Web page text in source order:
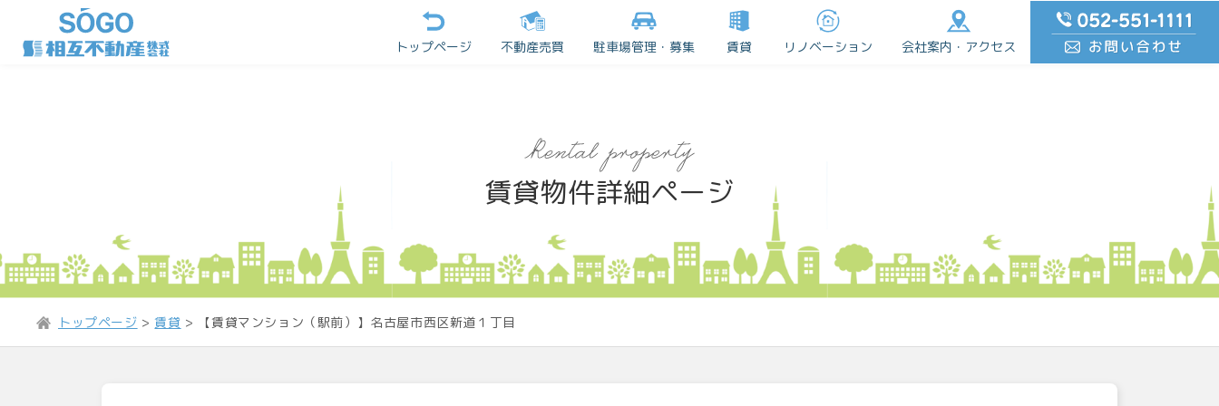
トップページ 不動産売買 駐車場管理・募集 賃貸 リノベーション 会社案内・アクセス
賃貸物件詳細ページ
トップページ >賃貸 > 【賃貸マンション（駅前）】名古屋市西区新道１丁目